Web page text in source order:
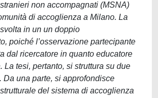
non accompagnati (MSNA)
di accoglienza a Milano. La
in un un doppio
poiché l’osservazione partecipante
dal ricercatore in quanto educatore
La tesi, pertanto, si struttura su due
Da una parte, si approfondisce
del sistema di accoglienza